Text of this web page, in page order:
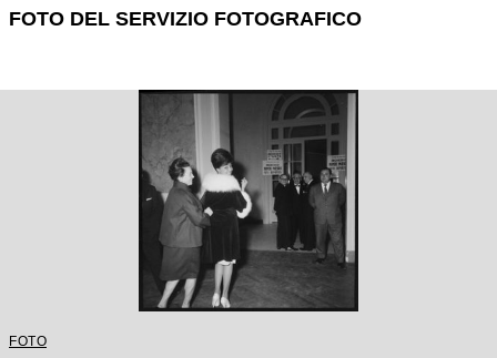
FOTO DEL SERVIZIO FOTOGRAFICO
FOTO